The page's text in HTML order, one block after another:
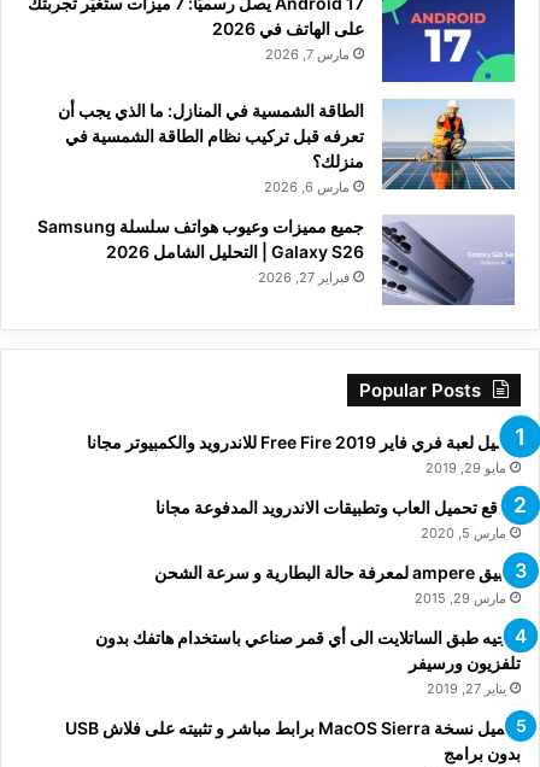
على الهاتف في 2026
مارس 7, 2026
الطاقة الشمسية في المنازل: ما الذي يجب أن
تعرفه قبل تركيب نظام الطاقة الشمسية في
منزلك؟
مارس 6, 2026
جميع مميزات وعيوب هواتف سلسلة Samsung
Galaxy S26 | التحليل الشامل 2026
فبراير 27, 2026
Popular Posts
تحميل لعبة فري فاير Free Fire 2019 للاندرويد والكمبيوتر مجانا
مايو 29, 2019
مواقع تحميل العاب وتطبيقات الاندرويد المدفوعة مجانا
مارس 5, 2020
تطبيق ampere لمعرفة حالة البطارية و سرعة الشحن
مارس 29, 2015
توجيه طبق الساتلايت الى أي قمر صناعي باستخدام هاتفك بدون
تلفزيون ورسيفر
يناير 27, 2019
تحميل نسخة MacOS Sierra برابط مباشر و تثبيته على فلاش USB
بدون برامج